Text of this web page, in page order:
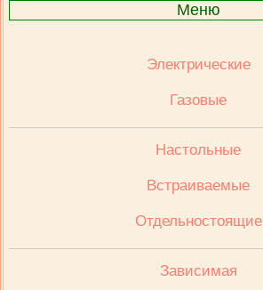
Меню
Электрические
Газовые
Настольные
Встраиваемые
Отдельностоящие
Зависимая